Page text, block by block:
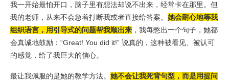
我一开始最怕开口，脑子里有想法却说不出来，经常卡在那里。但
我的老师，从来不会急着打断我或者直接给答案。 她会耐心地等我
组织语言，用引导式的问题帮我顺出来 ，我每憋出一个句子，她都
会真诚地鼓励：“Great! You did it!” 说真的，这种被看见、被认可
的感觉，给了我巨大的信心。
最让我佩服的是她的教学方法。 她不会让我死背句型，而是用提问